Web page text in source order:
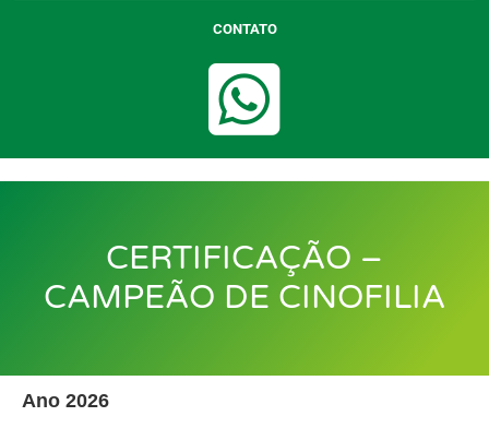
CONTATO
CERTIFICAÇÃO –
CAMPEÃO DE CINOFILIA
Ano 2026